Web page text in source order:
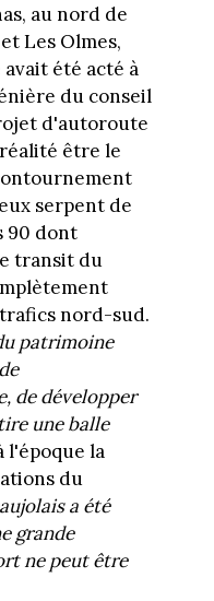
au nord de
Les Olmes,
été acté à
du conseil
d'autoroute
être le
serpent de
90 dont
transit du
nord-sud.
patrimoine
de développer
une balle
la
du
a été
grande
ne peut être